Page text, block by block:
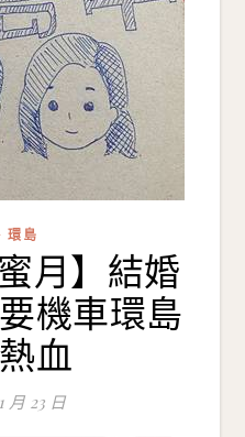
環島
月】結婚
機車環島
血
月 23 日